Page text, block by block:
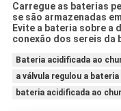
Carregue as baterias
se são armazenadas
Evite a bateria sobre a
conexão dos sereis da
Bateria acidificada ao
a válvula regulou a
bateria acidificada ao